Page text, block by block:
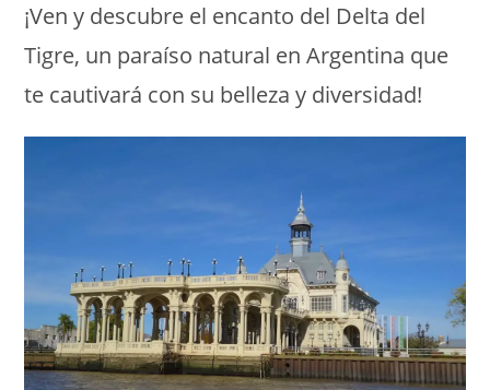
¡Ven y descubre el encanto del Delta del
Tigre, un paraíso natural en Argentina que
te cautivará con su belleza y diversidad!